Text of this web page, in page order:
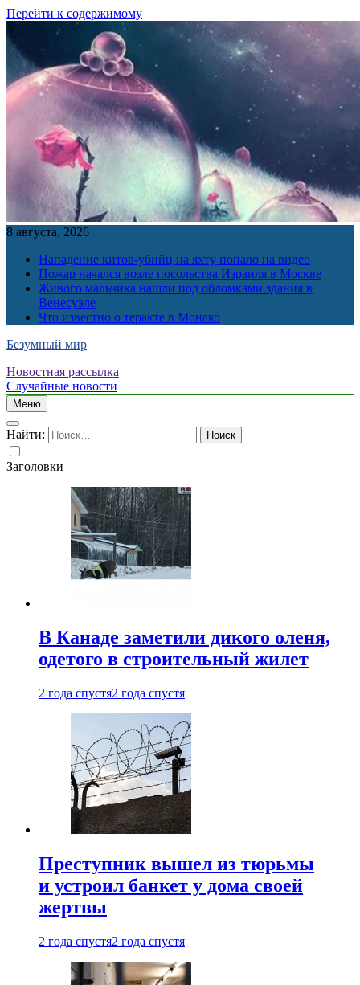
Перейти к содержимому
8 августа, 2026
Нападение китов-убийц на яхту попало на видео
Пожар начался возле посольства Израиля в Москве
Живого мальчика нашли под обломками здания в
Венесуэле
Что известно о теракте в Монако
Безумный мир
Новостная рассылка
Случайные новости
Меню
Найти:
Заголовки
В Канаде заметили дикого оленя,
одетого в строительный жилет
2 года спустя2 года спустя
Преступник вышел из тюрьмы
и устроил банкет у дома своей
жертвы
2 года спустя2 года спустя